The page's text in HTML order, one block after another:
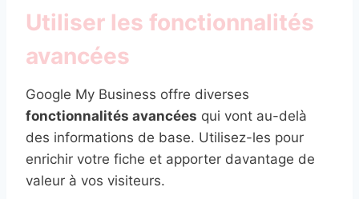
Utiliser les fonctionnalités
avancées
Google My Business offre diverses
fonctionnalités avancées qui vont au-delà
des informations de base. Utilisez-les pour
enrichir votre fiche et apporter davantage de
valeur à vos visiteurs.